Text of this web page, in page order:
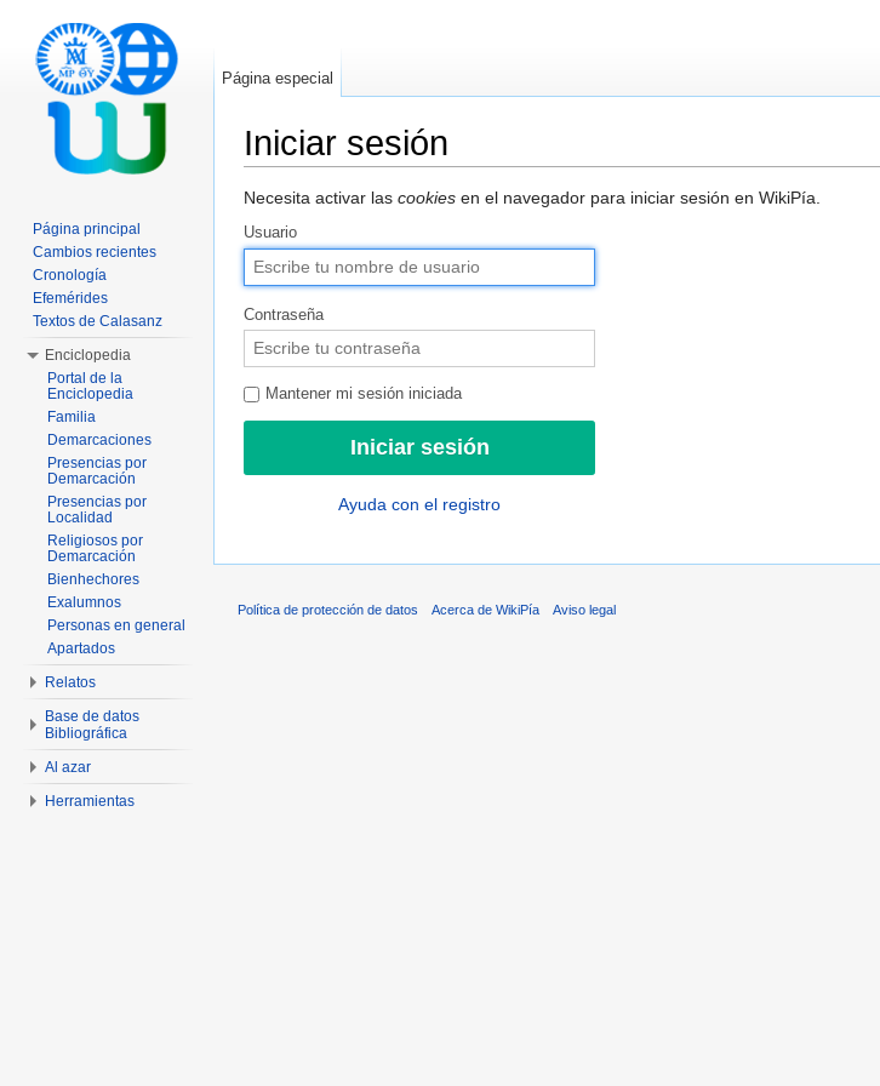
Iniciar sesión
Necesita activar las cookies en el navegador para iniciar sesión en WikiPía.
Usuario
Contraseña
Mantener mi sesión iniciada
Ayuda con el registro
Página especial
Página principal
Cambios recientes
Cronología
Efemérides
Textos de Calasanz
Enciclopedia
Portal de la
Enciclopedia
Familia
Demarcaciones
Presencias por
Demarcación
Presencias por
Localidad
Religiosos por
Demarcación
Bienhechores
Exalumnos
Personas en general
Apartados
Relatos
Base de datos
Bibliográfica
Al azar
Herramientas
Política de protección de datos Acerca de WikiPía Aviso legal